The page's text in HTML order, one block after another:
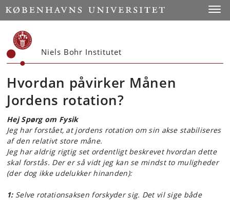
Start
Niels Bohr Institutet
Hvordan påvirker Månen
Jordens rotation?
Hej Spørg om Fysik
Jeg har forstået, at jordens rotation om sin akse stabiliseres
af den relativt store måne.
Jeg har aldrig rigtig set ordentligt beskrevet hvordan dette
skal forstås. Der er så vidt jeg kan se mindst to muligheder
(der dog ikke udelukker hinanden):
1: Selve rotationsaksen forskyder sig. Det vil sige både